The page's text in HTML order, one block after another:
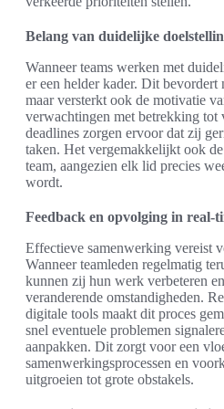
Belang van duidelijke
Wanneer teams werken met
er een helder kader. Dit
maar versterkt ook de motivatie
verwachtingen met betrekking tot
deadlines zorgen ervoor dat zij
taken. Het vergemakkelijkt ook
team, aangezien elk lid precies
wordt.
Feedback en opvolging in real-
Effectieve samenwerking vereist
Wanneer teamleden regelmatig
kunnen zij hun werk verbeteren
veranderende omstandigheden.
digitale tools maakt dit proces
snel eventuele problemen
aanpakken. Dit zorgt voor een
samenwerkingsprocessen en
uitgroeien tot grote obstakels.